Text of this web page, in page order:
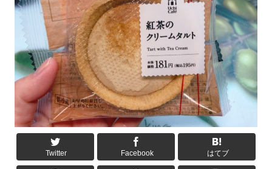
Twitter Facebook はてブ